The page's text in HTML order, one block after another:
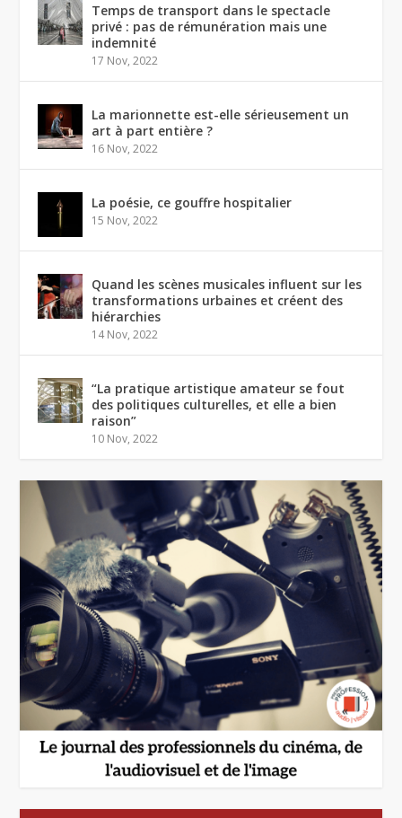
Temps de transport dans le spectacle
privé : pas de rémunération mais une
indemnité
17 Nov, 2022
La marionnette est-elle sérieusement un
art à part entière ?
16 Nov, 2022
La poésie, ce gouffre hospitalier
15 Nov, 2022
Quand les scènes musicales influent sur les
transformations urbaines et créent des
hiérarchies
14 Nov, 2022
“La pratique artistique amateur se fout
des politiques culturelles, et elle a bien
raison”
10 Nov, 2022